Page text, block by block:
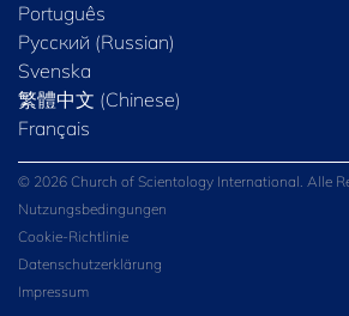
Português
Русский (Russian)
Svenska
繁體中文 (Chinese)
Français
© 2026 Church of Scientology International. Alle
Nutzungsbedingungen
Cookie-Richtlinie
Datenschutzerklärung
Impressum